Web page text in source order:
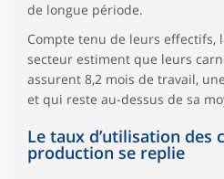
de longue période.
Compte tenu de leurs effectifs,
secteur estiment que leurs
assurent 8,2 mois de travail,
et qui reste au-dessus de sa
Le taux d’utilisation des
production se replie